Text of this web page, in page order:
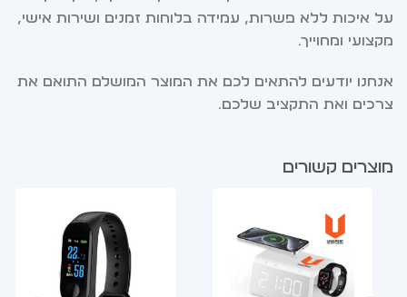
על איכות ללא פשרות, עמידה בלוחות זמנים ושירות אישי,
מקצועי ומחוייך.
אנחנו יודעים להתאים לכם את המוצר המושלם התואם את
צרכים ואת התקציב שלכם.
מוצרים קשורים